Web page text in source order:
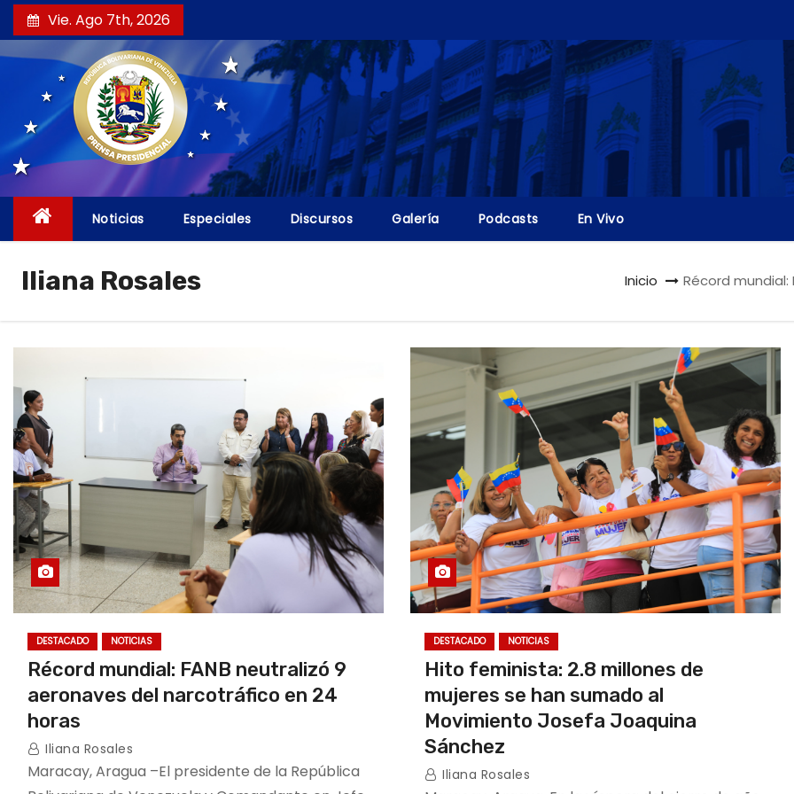
a
l
Vie. Ago 7th, 2026
Noticias Especiales Discursos Galería Podcasts En Vivo
Iliana Rosales Inicio Récord
DESTACADO NOTICIAS
Récord mundial: FANB neutralizó 9
aeronaves del narcotráfico en 24
horas
Iliana Rosales
Maracay, Aragua –El presidente de la República
DESTACADO NOTICIAS
Hito feminista: 2.8 millones de
mujeres se han sumado al
Movimiento Josefa Joaquina
Sánchez
Iliana Rosales